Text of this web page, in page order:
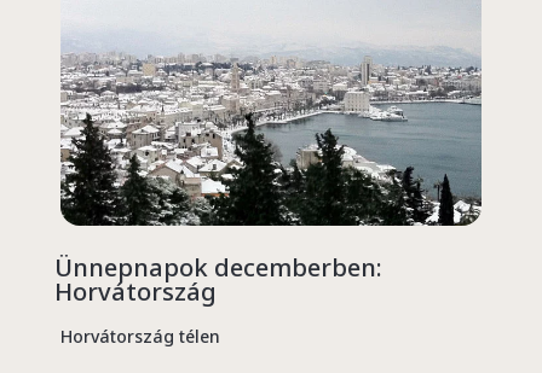
Ünnepnapok decemberben:
Horvátország
Horvátország télen